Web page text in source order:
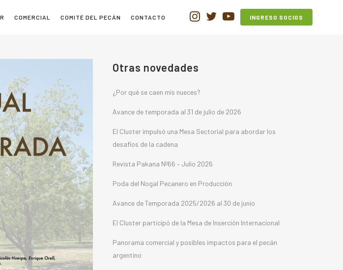
INGRESO SOCIOS
COMERCIAL COMITÉ DEL PECÁN CONTACTO
Otras novedades
¿Por qué se caen mis nueces?
Avance de temporada al 31 de julio de 2026
El Cluster impulsó una Mesa Sectorial para abordar los
desafíos de la cadena
Revista Pakana Nº66 – Julio 2026
Poda del Nogal Pecanero en Producción
Avance de Temporada 2025/2026 al 30 de junio
El Cluster participó de la Mesa de Inserción Internacional
Panorama comercial y posibles impactos para el pecán
argentino